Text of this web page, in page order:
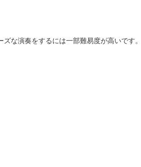
な演奏をするには一部難易度が高いです。